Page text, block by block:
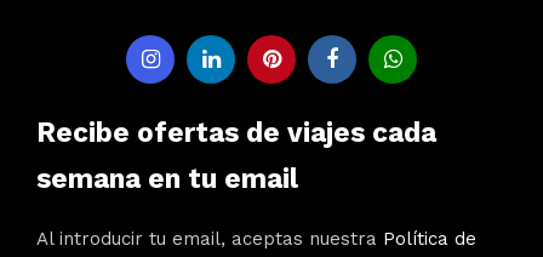
Recibe ofertas de viajes cada
semana en tu email
Al introducir tu email, aceptas nuestra Política de